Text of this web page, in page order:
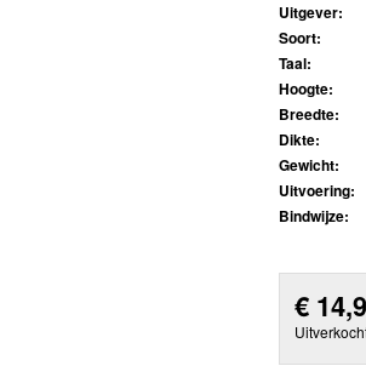
Uitgever:
Soort:
Taal:
Hoogte:
Breedte:
Dikte:
Gewicht:
Uitvoering:
Bindwijze:
€